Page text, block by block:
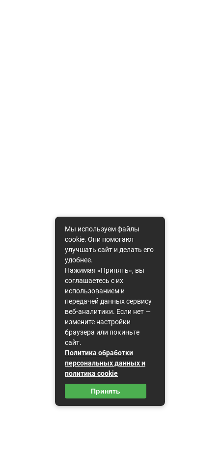
Мы используем файлы
cookie. Они помогают
улучшать сайт и делать его
удобнее.
Нажимая «Принять», вы
соглашаетесь с их
использованием и
передачей данных сервису
веб-аналитики. Если нет —
измените настройки
браузера или покиньте
сайт.
Политика обработки
персональных данных и
политика cookie
Принять